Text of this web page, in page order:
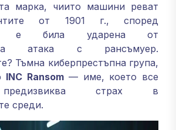
марка, чиито машини реват
от 1901 г., според
е била ударена от
атака с рансъмуер.
Тъмна киберпрестъпна група,
INC Ransom— име, което все
страх в
среди.